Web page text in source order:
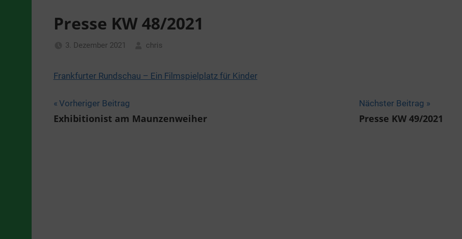
Presse KW 48/2021
3. Dezember 2021
chris
Frankfurter Rundschau – Ein Filmspielplatz für Kinder
Beitragsnavigation
Vorheriger Beitrag
Exhibitionist am Maunzenweiher
Nächster Beitrag
Presse KW 49/2021